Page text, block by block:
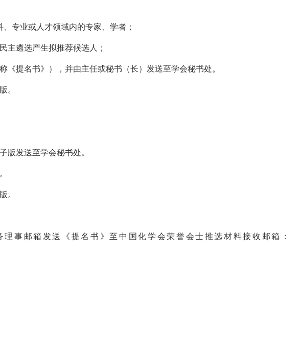
专业或人才领域内的专家、学者；
主遴选产生拟推荐候选人；
提名书》），并由主任或秘书（长）发送至学会秘书处。
。
版发送至学会秘书处。
。
事邮箱发送《提名书》至中国化学会荣誉会士推选材料接收邮箱：